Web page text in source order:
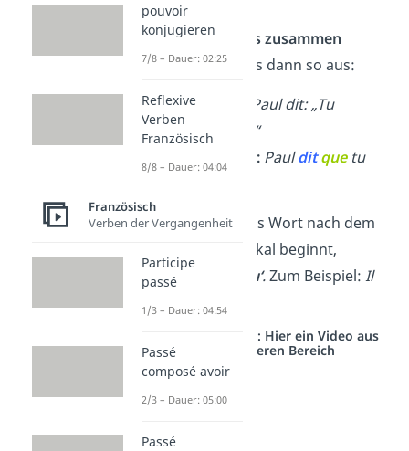
Wenn du das
alles zusammen
beachtest, sieht es dann so aus:
→Direkte Rede:
Paul dit: „Tu
regardes un film.“
Indirekte Rede: Pauldit que tu
Wichtig:Wenn das Wort nach dem
mit einem Vokal beginnt,
verwendest du
qu‘.Zum Beispiel: Il
ditqu’il arrive.
Studyflix vernetzt: Hier ein Video aus
einem anderen Bereich
pouvoir
konjugieren
7/8 – Dauer: 02:25
Reflexive
Verben
Französisch
8/8 – Dauer: 04:04
Französisch
Verben der Vergangenheit
Participe
passé
1/3 – Dauer: 04:54
Passé
composé avoir
2/3 – Dauer: 05:00
Passé